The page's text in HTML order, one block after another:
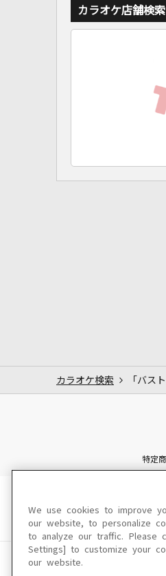
カラオケ店舗検索
カラオケ検索 「バス
特定
こ
We use cookies to improve
our website, to personalize
to analyze our traffic. Please
Settings] to customize your
our website.